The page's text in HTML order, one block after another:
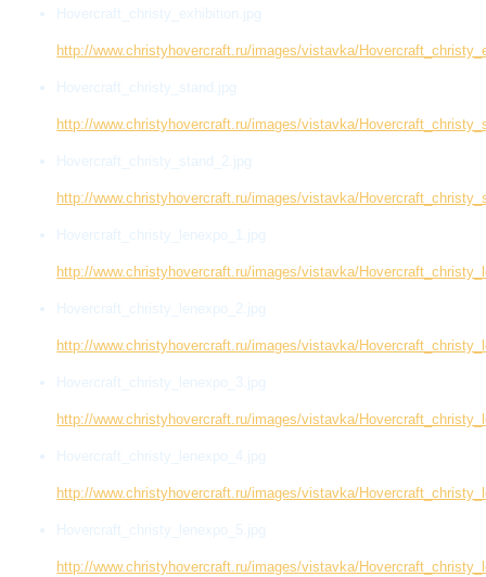
Hovercraft_christy_exhibition.jpg
http://www.christyhovercraft.ru/images/vistavka/
Hovercraft_christy_stand.jpg
http://www.christyhovercraft.ru/images/vistavka/
Hovercraft_christy_stand_2.jpg
http://www.christyhovercraft.ru/images/vistavka/
Hovercraft_christy_lenexpo_1.jpg
http://www.christyhovercraft.ru/images/vistavka/
Hovercraft_christy_lenexpo_2.jpg
http://www.christyhovercraft.ru/images/vistavka/
Hovercraft_christy_lenexpo_3.jpg
http://www.christyhovercraft.ru/images/vistavka/
Hovercraft_christy_lenexpo_4.jpg
http://www.christyhovercraft.ru/images/vistavka/
Hovercraft_christy_lenexpo_5.jpg
http://www.christyhovercraft.ru/images/vistavka/